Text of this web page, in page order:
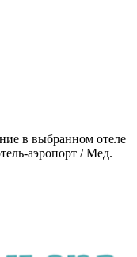
в выбранном отеле
аэропорт / Мед.